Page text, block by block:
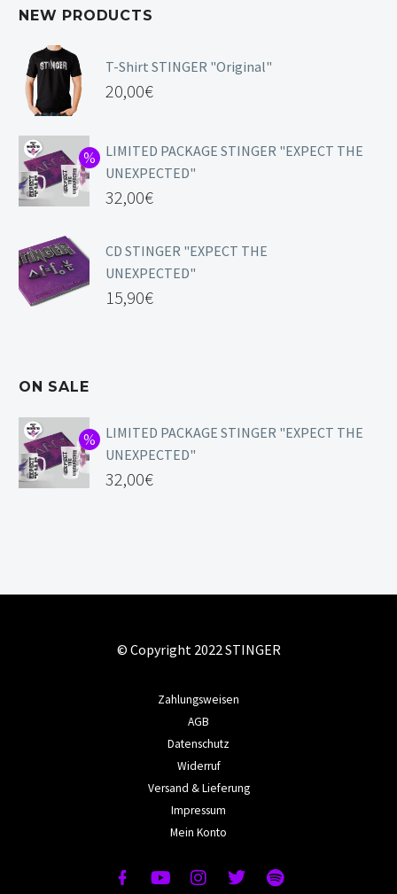
NEW PRODUCTS
T-Shirt STINGER "Original"
20,00€
LIMITED PACKAGE STINGER "EXPECT THE
UNEXPECTED"
32,00€
CD STINGER "EXPECT THE
UNEXPECTED"
15,90€
ON SALE
LIMITED PACKAGE STINGER "EXPECT THE
UNEXPECTED"
32,00€
© Copyright 2022 STINGER
Zahlungsweisen
AGB
Datenschutz
Widerruf
Versand & Lieferung
Impressum
Mein Konto